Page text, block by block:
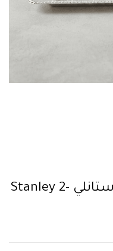
طقم صواني 2قطعه استانلي Stanley 2-